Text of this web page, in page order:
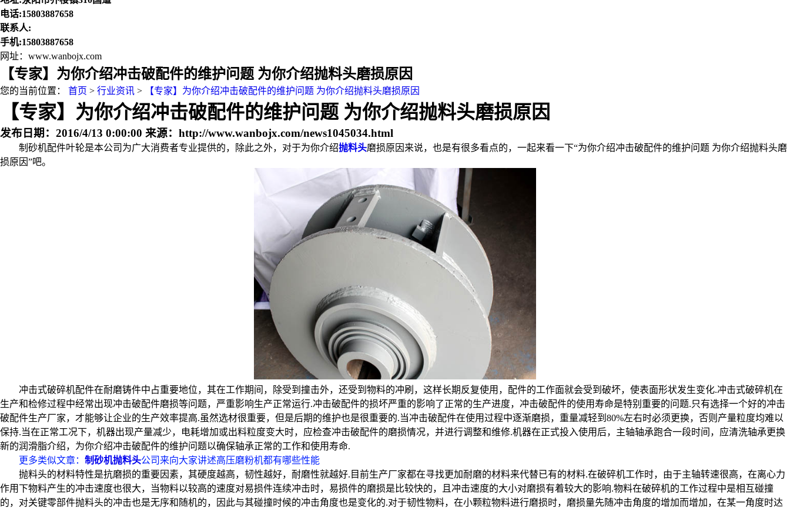
电话:15803887658
联系人:
手机:15803887658
网址：www.wanbojx.com
【专家】为你介绍冲击破配件的维护问题 为你介绍抛料头磨损原因
您的当前位置： 首页 > 行业资讯 > 【专家】为你介绍冲击破配件的维护问题 为你介绍抛料头磨损原因
【专家】为你介绍冲击破配件的维护问题 为你介绍抛料头磨损原因
发布日期： 2016/4/13 0:00:00 来源： http://www.wanbojx.com/news1045034.html
制砂机配件叶轮是本公司为广大消费者专业提供的，除此之外，对于为你介绍抛料头磨损原因来说，也是有很多看点的，一起来看一下“为你介绍冲击破配件的维护问题 为你介绍抛料头磨
损原因”吧。
冲击式破碎机配件在耐磨铸件中占重要地位，其在工作期间，除受到撞击外，还受到物料的冲刷，这样长期反复使用，配件的工作面就会受到破坏，使表面形状发生变化.冲击式破碎机在
生产和检修过程中经常出现冲击破配件磨损等问题，严重影响生产正常运行.冲击破配件的损坏严重的影响了正常的生产进度，冲击破配件的使用寿命是特别重要的问题.只有选择一个好的冲击
破配件生产厂家，才能够让企业的生产效率提高.虽然选材很重要，但是后期的维护也是很重要的.当冲击破配件在使用过程中逐渐磨损，重量减轻到80%左右时必须更换，否则产量粒度均难以
保持.当在正常工况下，机器出现产量减少，电耗增加或出料粒度变大时，应检查冲击破配件的磨损情况，并进行调整和维修.机器在正式投入使用后，主轴轴承跑合一段时间，应清洗轴承更换
新的润滑脂介绍，为你介绍冲击破配件的维护问题以确保轴承正常的工作和使用寿命.
更多类似文章： 制砂机抛料头公司来向大家讲述高压磨粉机都有哪些性能
抛料头的材料特性是抗磨损的重要因素，其硬度越高，韧性越好，耐磨性就越好.目前生产厂家都在寻找更加耐磨的材料来代替已有的材料.在破碎机工作时，由于主轴转速很高，在离心力
作用下物料产生的冲击速度也很大，当物料以较高的速度对易损件连续冲击时，易损件的磨损是比较快的，且冲击速度的大小对磨损有着较大的影响.物料在破碎机的工作过程中是相互碰撞
的，对关键零部件抛料头的冲击也是无序和随机的，因此与其碰撞时候的冲击角度也是变化的.对于韧性物料，在小颗粒物料进行磨损时，磨损量先随冲击角度的增加而增加，在某一角度时达